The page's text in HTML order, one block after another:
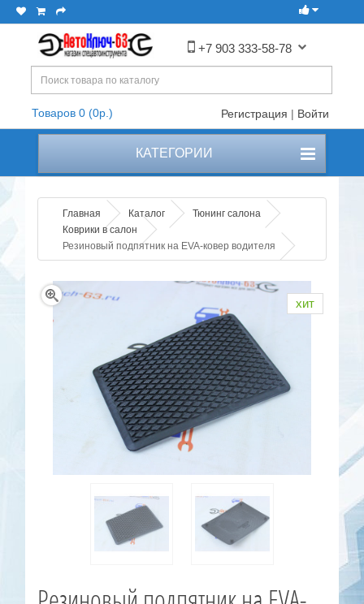
+7 903 333-58-78
Товаров 0 (0р.) Регистрация | Войти
КАТЕГОРИИ
Главная Каталог
Тюнинг салона
Коврики в салон
Резиновый подпятник на EVA-ковер водителя
хит